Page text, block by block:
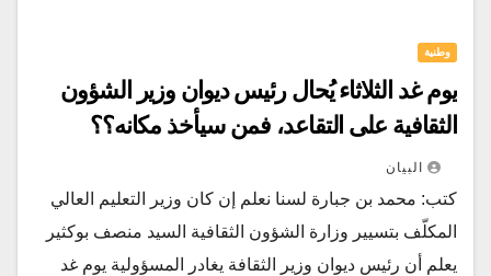
وطنية
يوم غد الثلاثاء يُحال رئيس ديوان وزير الشؤون
الثقافية على التقاعد، فمن سيأخذ مكانه؟؟
البيان
كتب: محمد بن جبارة لسنا نعلم إن كان وزير التعليم العالي
المكلّف بتسيير وزارة الشؤون الثقافية السيد منصف بوكثير
يعلم أن رئيس ديوان وزير الثقافة يغادر المسؤولية يوم غد